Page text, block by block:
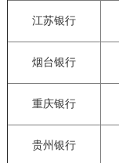
江苏银行
烟台银行
重庆银行
贵州银行